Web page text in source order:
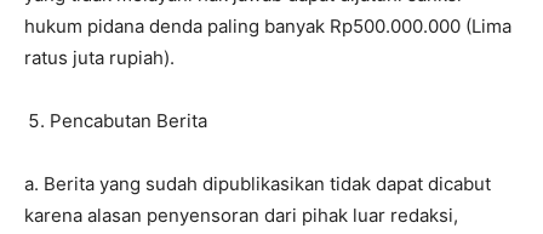
hukum pidana denda paling banyak Rp500.000.000 (Lima
ratus juta rupiah).
Pencabutan Berita
a. Berita yang sudah dipublikasikan tidak dapat dicabut
karena alasan penyensoran dari pihak luar redaksi,